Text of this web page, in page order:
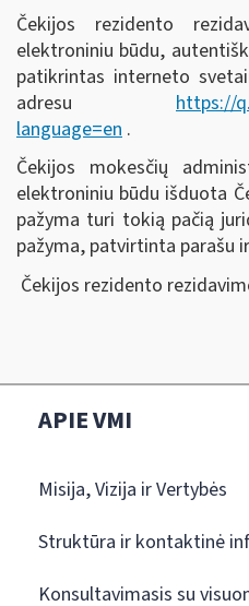
Čekijos rezidento
elektroniniu būdu,
patikrintas interneto
adresu https://
language=en .
Čekijos mokesčių
elektroniniu būdu išduota
pažyma turi tokią pačią
pažyma, patvirtinta parašu
Čekijos rezidento
APIE VMI
Misija, Vizija ir Vertybės
Struktūra ir kontaktinė
Konsultavimasis su